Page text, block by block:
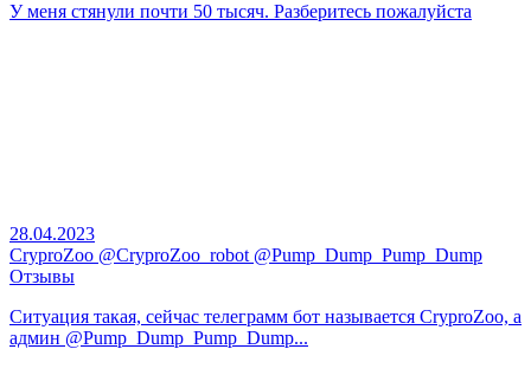
У меня стянули почти 50 тысяч. Разберитесь пожалуйста
28.04.2023
CryproZoo @CryproZoo_robot @Pump_Dump_Pump_Dump
Отзывы
Ситуация такая, сейчас телеграмм бот называется CryproZoo, а
админ @Pump_Dump_Pump_Dump...